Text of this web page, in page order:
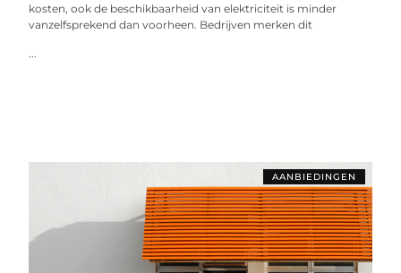
kosten, ook de beschikbaarheid van elektriciteit is minder
vanzelfsprekend dan voorheen. Bedrijven merken dit
...
AANBIEDINGEN